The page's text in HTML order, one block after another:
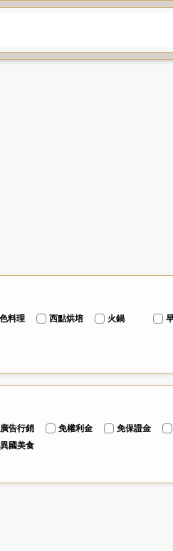
料理 西點烘培 火鍋
廣告行銷 免權利金 免保證金
異國美食